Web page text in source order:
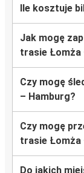
Ile kosztuje
Jak mogę
trasie Łomża
Czy mogę
– Hamburg?
Czy mogę
trasie Łomża
Do jakich